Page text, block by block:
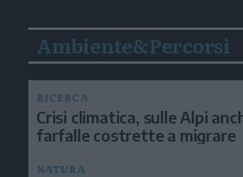
Ambiente&Percorsi
RICERCA
Crisi climatica, sulle Alpi
farfalle costrette a migrare
NATURA